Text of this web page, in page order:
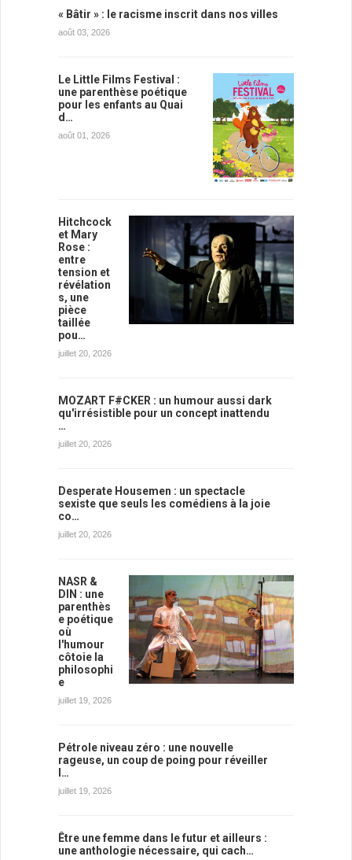
« Bâtir » : le racisme inscrit dans nos villes
août 03, 2026
Le Little Films Festival :
une parenthèse poétique
pour les enfants au Quai
d…
août 01, 2026
Hitchcock
et Mary
Rose :
entre
tension et
révélation
s, une
pièce
taillée
pou…
juillet 20, 2026
MOZART F#CKER : un humour aussi dark
qu'irrésistible pour un concept inattendu
…
juillet 20, 2026
Desperate Housemen : un spectacle
sexiste que seuls les comédiens à la joie
co…
juillet 20, 2026
NASR &
DIN : une
parenthès
e poétique
où
l'humour
côtoie la
philosophi
e
juillet 19, 2026
Pétrole niveau zéro : une nouvelle
rageuse, un coup de poing pour réveiller
l…
juillet 19, 2026
Être une femme dans le futur et ailleurs :
une anthologie nécessaire, qui cach…